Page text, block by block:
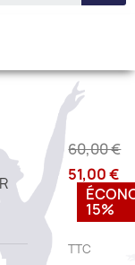
60,00 €
51,00 €
15%
TTC